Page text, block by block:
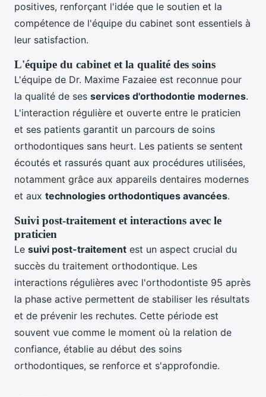
positives, renforçant l'idée que le soutien et la
compétence de l'équipe du cabinet sont essentiels à
leur satisfaction.
L'équipe du cabinet et la qualité des soins
L'équipe de Dr. Maxime Fazaiee est reconnue pour
la qualité de ses services d'orthodontie modernes.
L'interaction régulière et ouverte entre le praticien
et ses patients garantit un parcours de soins
orthodontiques sans heurt. Les patients se sentent
écoutés et rassurés quant aux procédures utilisées,
notamment grâce aux appareils dentaires modernes
et aux technologies orthodontiques avancées.
Suivi post-traitement et interactions avec le
praticien
Le suivi post-traitement est un aspect crucial du
succès du traitement orthodontique. Les
interactions régulières avec l'orthodontiste 95 après
la phase active permettent de stabiliser les résultats
et de prévenir les rechutes. Cette période est
souvent vue comme le moment où la relation de
confiance, établie au début des soins
orthodontiques, se renforce et s'approfondie.